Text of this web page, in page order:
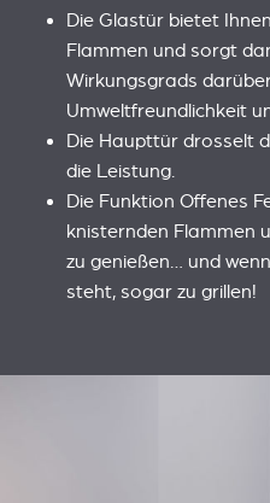
Die Glastür bietet
Flammen und sorgt
Wirkungsgrads
Umweltfreundlichkeit
Die Haupttür drosselt
die Leistung.
Die Funktion Offenes
knisternden Flammen
zu genießen… und
steht, sogar zu grillen!